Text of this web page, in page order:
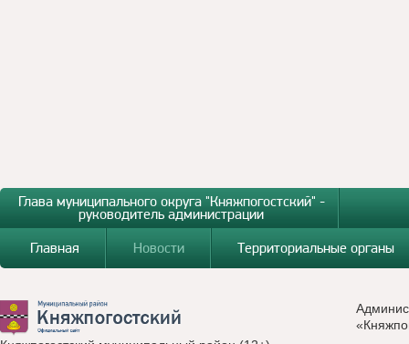
Глава муниципального округа "Княжпогостский" -
руководитель администрации
Главная
Новости Территориальные органы